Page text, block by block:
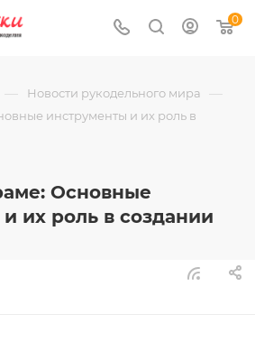
0
— Новости рукодельного мира —
инструменты и их роль в
Основные
их роль в создании